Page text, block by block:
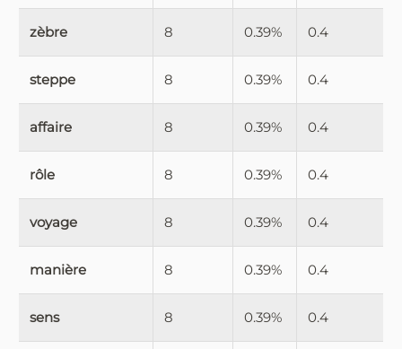
zèbre 8 0.39% 0.4
steppe 8 0.39% 0.4
affaire 8 0.39% 0.4
rôle 8 0.39% 0.4
voyage 8 0.39% 0.4
manière 8 0.39% 0.4
sens 8 0.39% 0.4